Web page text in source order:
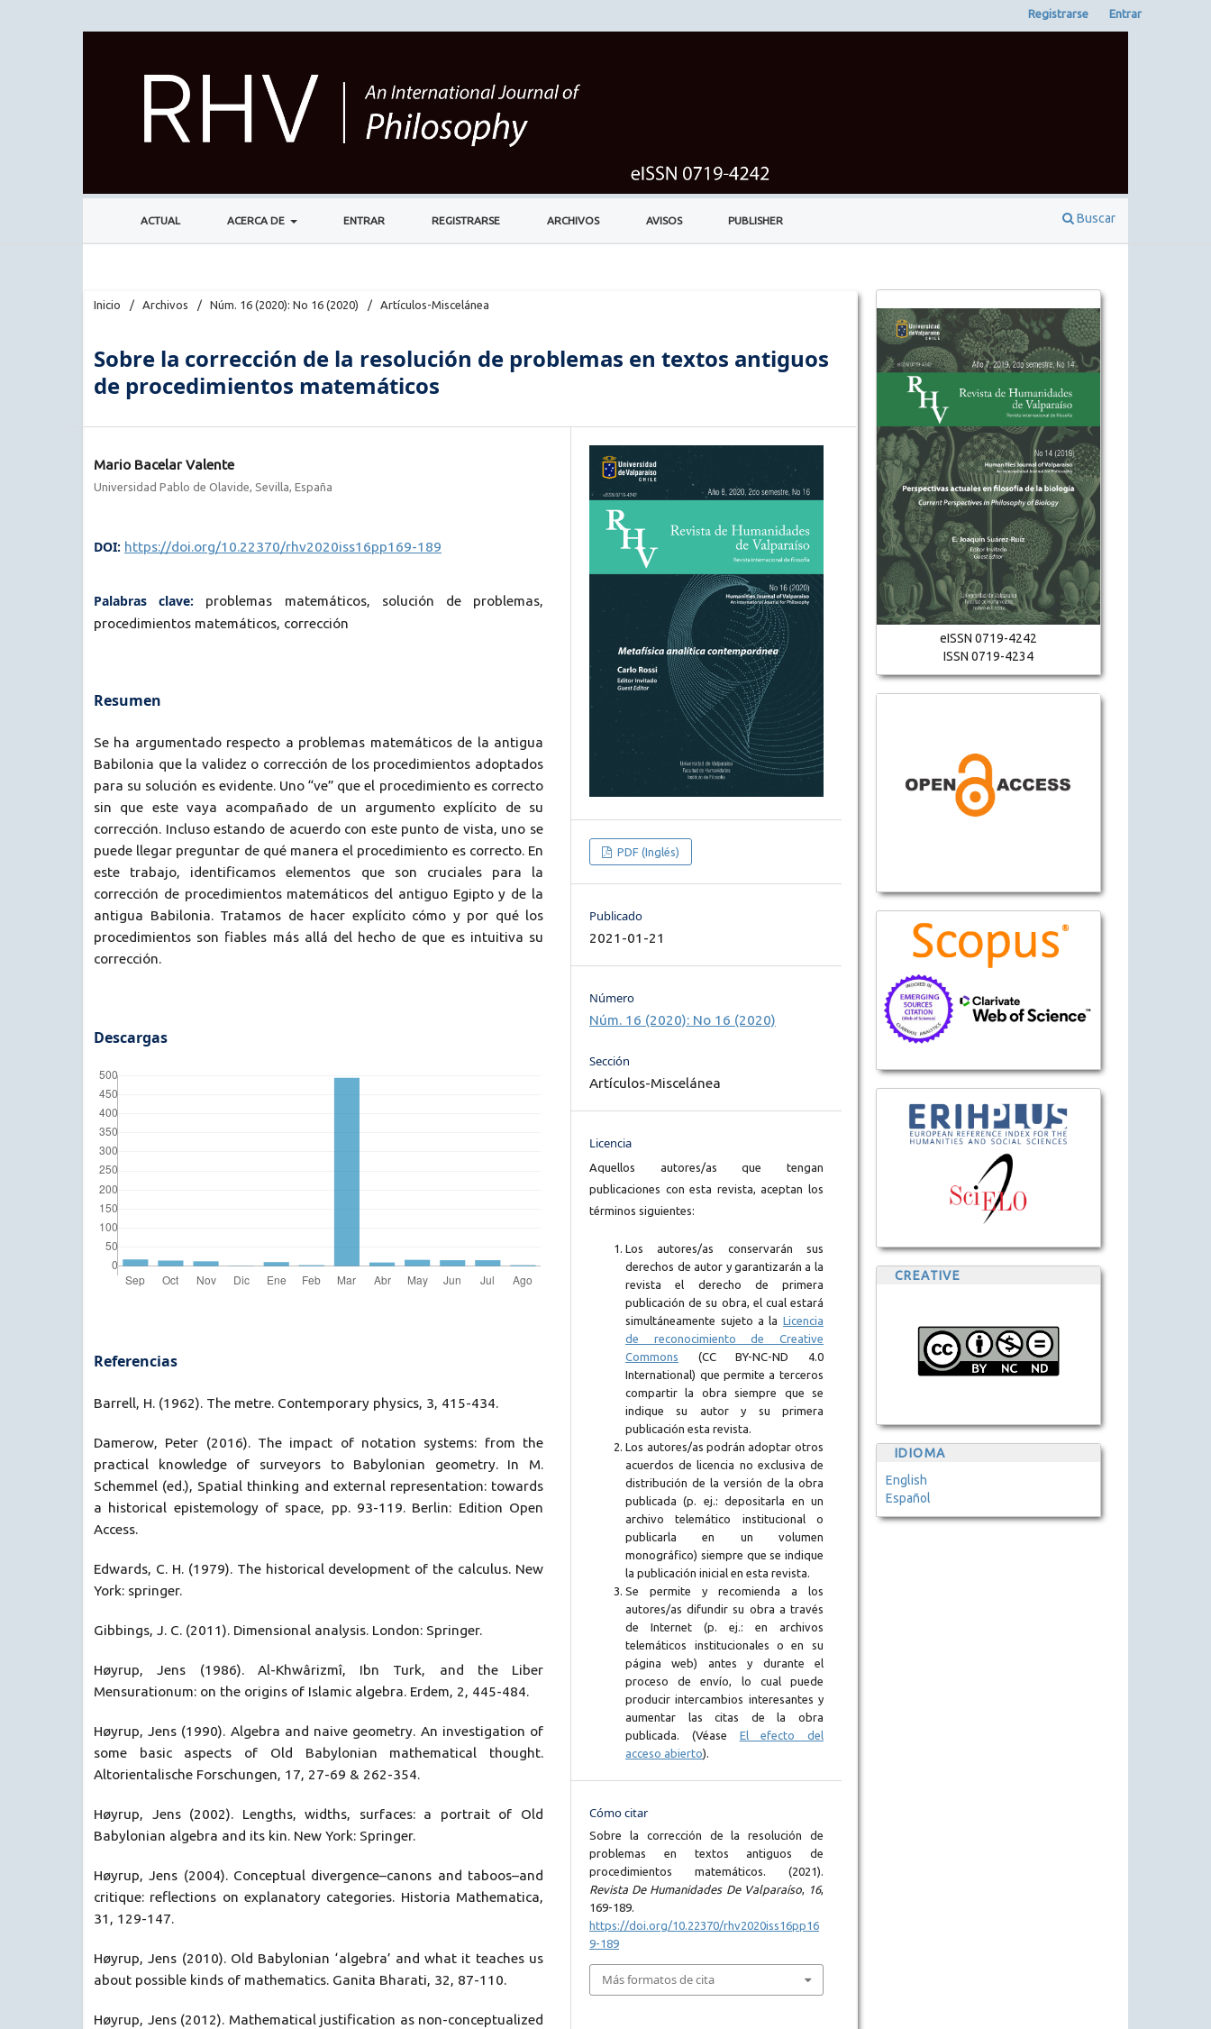
ACTUAL ACERCA DE ENTRAR REGISTRARSE ARCHIVOS AVISOS PUBLISHER Buscar
Registrarse Entrar
Inicio / Archivos / Núm. 16 (2020): No 16 (2020) / Artículos-Miscelánea
Sobre la corrección de la resolución de problemas en textos antiguos
de procedimientos matemáticos
Mario Bacelar Valente
Universidad Pablo de Olavide, Sevilla, España
DOI: https://doi.org/10.22370/rhv2020iss16pp169-189
Palabras clave: problemas matemáticos, solución de problemas,
procedimientos matemáticos, corrección
Resumen
Se ha argumentado respecto a problemas matemáticos de la antigua
Babilonia que la validez o corrección de los procedimientos adoptados
para su solución es evidente. Uno “ve” que el procedimiento es correcto
sin que este vaya acompañado de un argumento explícito de su
corrección. Incluso estando de acuerdo con este punto de vista, uno se
puede llegar preguntar de qué manera el procedimiento es correcto. En
este trabajo, identificamos elementos que son cruciales para la
corrección de procedimientos matemáticos del antiguo Egipto y de la
antigua Babilonia. Tratamos de hacer explícito cómo y por qué los
procedimientos son fiables más allá del hecho de que es intuitiva su
corrección.
Descargas
Referencias
Barrell, H. (1962). The metre. Contemporary physics, 3, 415-434.
Damerow, Peter (2016). The impact of notation systems: from the
practical knowledge of surveyors to Babylonian geometry. In M.
Schemmel (ed.), Spatial thinking and external representation: towards
a historical epistemology of space, pp. 93-119. Berlin: Edition Open
Access.
Edwards, C. H. (1979). The historical development of the calculus. New
York: springer.
Gibbings, J. C. (2011). Dimensional analysis. London: Springer.
Høyrup, Jens (1986). Al-Khwârizmî, Ibn Turk, and the Liber
Mensurationum: on the origins of Islamic algebra. Erdem, 2, 445-484.
Høyrup, Jens (1990). Algebra and naive geometry. An investigation of
some basic aspects of Old Babylonian mathematical thought.
Altorientalische Forschungen, 17, 27-69 & 262-354.
Høyrup, Jens (2002). Lengths, widths, surfaces: a portrait of Old
Babylonian algebra and its kin. New York: Springer.
Høyrup, Jens (2004). Conceptual divergence–canons and taboos–and
critique: reflections on explanatory categories. Historia Mathematica,
31, 129-147.
Høyrup, Jens (2010). Old Babylonian ‘algebra’ and what it teaches us
about possible kinds of mathematics. Ganita Bharati, 32, 87-110.
Høyrup, Jens (2012). Mathematical justification as non-conceptualized
PDF (Inglés)
Publicado
2021-01-21
Número
Núm. 16 (2020): No 16 (2020)
Sección
Artículos-Miscelánea
Licencia
Aquellos autores/as que tengan
publicaciones con esta revista, aceptan los
términos siguientes:
Los autores/as conservarán sus
derechos de autor y garantizarán a la
revista el derecho de primera
publicación de su obra, el cual estará
simultáneamente sujeto a la Licencia
de reconocimiento de Creative
Commons (CC BY-NC-ND 4.0
International) que permite a terceros
compartir la obra siempre que se
indique su autor y su primera
publicación esta revista.
Los autores/as podrán adoptar otros
acuerdos de licencia no exclusiva de
distribución de la versión de la obra
publicada (p. ej.: depositarla en un
archivo telemático institucional o
publicarla en un volumen
monográfico) siempre que se indique
la publicación inicial en esta revista.
Se permite y recomienda a los
autores/as difundir su obra a través
de Internet (p. ej.: en archivos
telemáticos institucionales o en su
página web) antes y durante el
proceso de envío, lo cual puede
producir intercambios interesantes y
aumentar las citas de la obra
publicada. (Véase El efecto del
acceso abierto).
Cómo citar
Sobre la corrección de la resolución de
problemas en textos antiguos de
procedimientos matemáticos. (2021).
Revista De Humanidades De Valparaíso, 16,
169-189.
https://doi.org/10.22370/rhv2020iss16pp16
9-189
Más formatos de cita
eISSN 0719-4242
ISSN 0719-4234
CREATIVE
IDIOMA
English
Español